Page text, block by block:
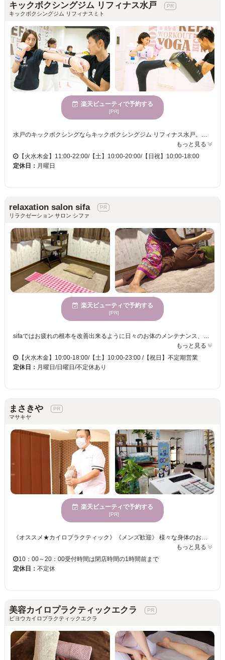
キックボクシングジム リフィナス水戸
キックボクシングジム リフィナスミト
楽天ビューティで予約する
[PR]
もっと見る
【火水木金】11:00-22:00/【土】10:00-20:00/【日祝】10:00-18:00
定休日： 月曜日
relaxation salon sifa
リラクゼーション サロン シファ
楽天ビューティで予約する
[PR]
もっと見る
【火水木金】10:00-18:00/【土】10:00-23:00 /【祝日】不定期営業
定休日： 月曜日/日曜日/不定休あり
まさきや
マサキヤ
楽天ビューティで予約する
[PR]
《オススメ★カイロプラクティック》《メンズ歓迎》 様々な身体のお悩みをお聞かせください！！日々の疲れやストレスを癒します！ 根本的な原因を追究して疲れを改善♪♪カラダの不調の原因を見極め最適な施術をご提供します☆彡 《カイロプラクティック》ツボをおさえた的確な施術で、からだ全体をスッキリさせませんか？ きっと満足していただけますので、お気軽にご来店くださいませ。
もっと見る
10：00～20：00受付時間は閉店時間の1時間前まで
定休日： 不定休
美容カイロプラクティックエクラ
ビヨウカイロプラクティックエクラ